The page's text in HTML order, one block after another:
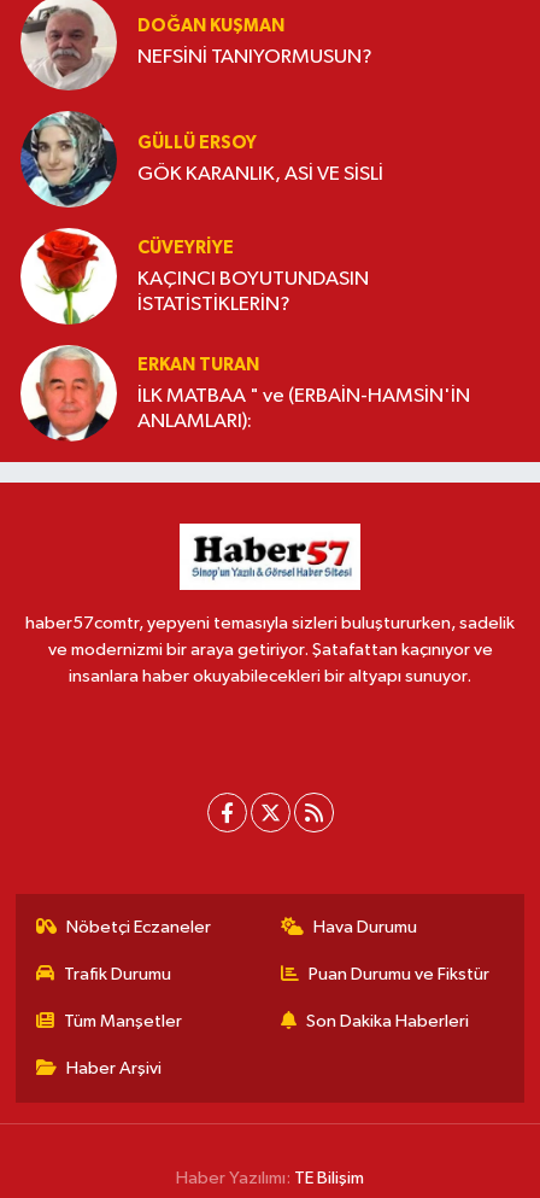
DOĞAN KUŞMAN
NEFSİNİ TANIYORMUSUN?
GÜLLÜ ERSOY
GÖK KARANLIK, ASİ VE SİSLİ
CÜVEYRIYE
KAÇINCI BOYUTUNDASIN
İSTATİSTİKLERİN?
ERKAN TURAN
İLK MATBAA " ve (ERBAİN-HAMSİN'İN
ANLAMLARI):
haber57comtr, yepyeni temasıyla sizleri buluştururken, sadelik
ve modernizmi bir araya getiriyor. Şatafattan kaçınıyor ve
insanlara haber okuyabilecekleri bir altyapı sunuyor.
Nöbetçi Eczaneler Hava Durumu
Trafik Durumu Puan Durumu ve Fikstür
Tüm Manşetler Son Dakika Haberleri
Haber Arşivi
Haber Yazılımı: TE Bilişim